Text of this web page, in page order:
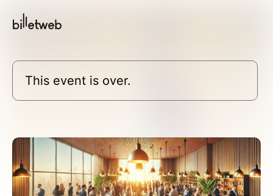
This event is over.